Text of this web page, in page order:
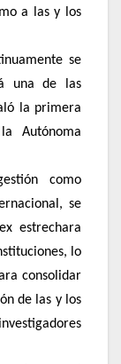
a las y los
se
una de las
la primera
Autónoma
como
se
estrechara
lo
consolidar
de las y los